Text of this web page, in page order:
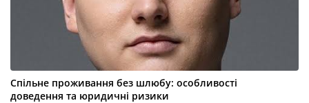
Спільне проживання без шлюбу: особливості
доведення та юридичні ризики